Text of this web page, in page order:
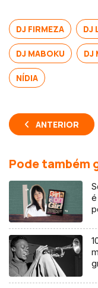
DJ FIRMEZA DJ
DJ MABOKU DJ
NÍDIA
ANTERIOR
Pode também